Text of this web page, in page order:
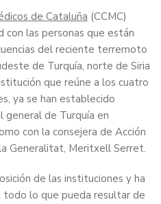
de Cataluña (CCMC)
con las personas que están
del reciente terremoto
de Turquía, norte de Siria
que reúne a los cuatro
ya se han establecido
de Turquía en
con la consejera de Acción
Generalitat, Meritxell Serret.
de las instituciones y ha
todo lo que pueda resultar de